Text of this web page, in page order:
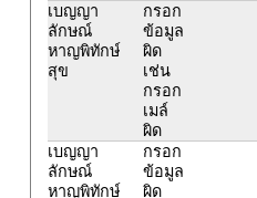
เบญญา
ลักษณ์
หาญพิทักษ์
สุข
กรอก
ข้อมูล
ผิด
เช่น
กรอก
เมล์
ผิด
เบญญา
ลักษณ์
หาญพิทักษ์
กรอก
ข้อมูล
ผิด